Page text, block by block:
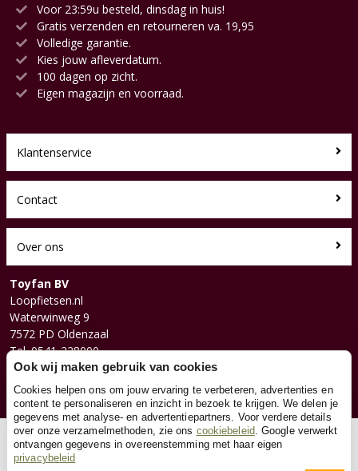
Voor 23:59u besteld, dinsdag in huis!
Gratis verzenden en retourneren va. 19,95
Volledige garantie.
Kies jouw afleverdatum.
100 dagen op zicht.
Eigen magazijn en voorraad.
Klantenservice
Contact
Over ons
Toyfan BV
Loopfietsen.nl
Waterwinweg 9
7572 PD Oldenzaal
Tel. 0541-228000
Facebook
Instagram
© 2026 Toyfan BV
Ook wij maken gebruik van cookies
Cookies helpen ons om jouw ervaring te verbeteren, advertenties en
content te personaliseren en inzicht in bezoek te krijgen. We delen je
gegevens met analyse- en advertentiepartners. Voor verdere details
over onze verzamelmethoden, zie ons cookiebeleid. Google verwerkt
ontvangen gegevens in overeenstemming met haar eigen
privacybeleid